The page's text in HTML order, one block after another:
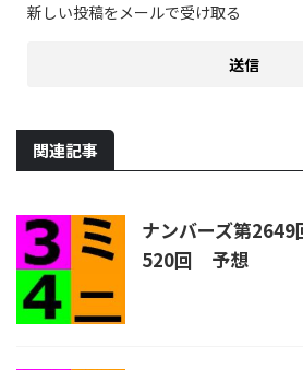
新しい投稿をメールで受け取る
関連記事
ナンバーズ第
520回 予想